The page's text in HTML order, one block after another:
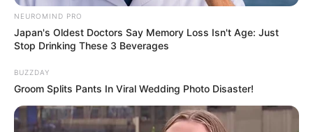
Bikin Ngakak, 10 Potret
Cosplay Murah Pakai Bahan
Seadanya
NEUROMIND PRO
Japan's Oldest Doctors Say Memory Loss Isn't Age: Just
Stop Drinking These 3 Beverages
BUZZDAY
Groom Splits Pants In Viral Wedding Photo Disaster!